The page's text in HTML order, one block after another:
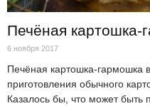
Печёная картошка-
6 ноября 2017
Печёная картошка-гармошка
приготовления обычного
Казалось бы, что может быть